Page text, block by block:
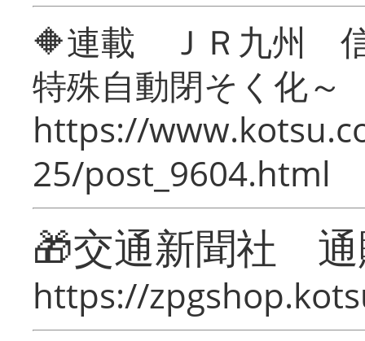
🔶連載 ＪＲ九州 信
特殊自動閉そく化～
https://
25/post_9604.html
🎁交通新聞社
https://